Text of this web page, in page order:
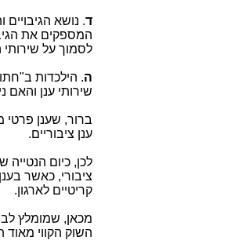
ד. נושא
המספקים את
לסמוך על שירותי
ה. הילכדות
שירותי ענן
ברור, שענן פרטי
ענן ציבוריים.
לכן, כיום
ציבורי, כאשר
קריטיים לארגון.
מכאן, שמומלץ
השוק הקווי